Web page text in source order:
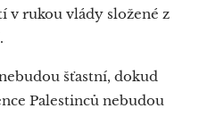
v rukou vlády složené z
šťastní, dokud
Palestinců nebudou